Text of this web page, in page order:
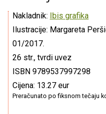
Nakladnik: Ibis grafika
Ilustracije: Margareta
01/2017.
26 str., tvrdi uvez
ISBN 9789537997298
Cijena: 13.27 eur
Preračunato po fiksnom tečaju